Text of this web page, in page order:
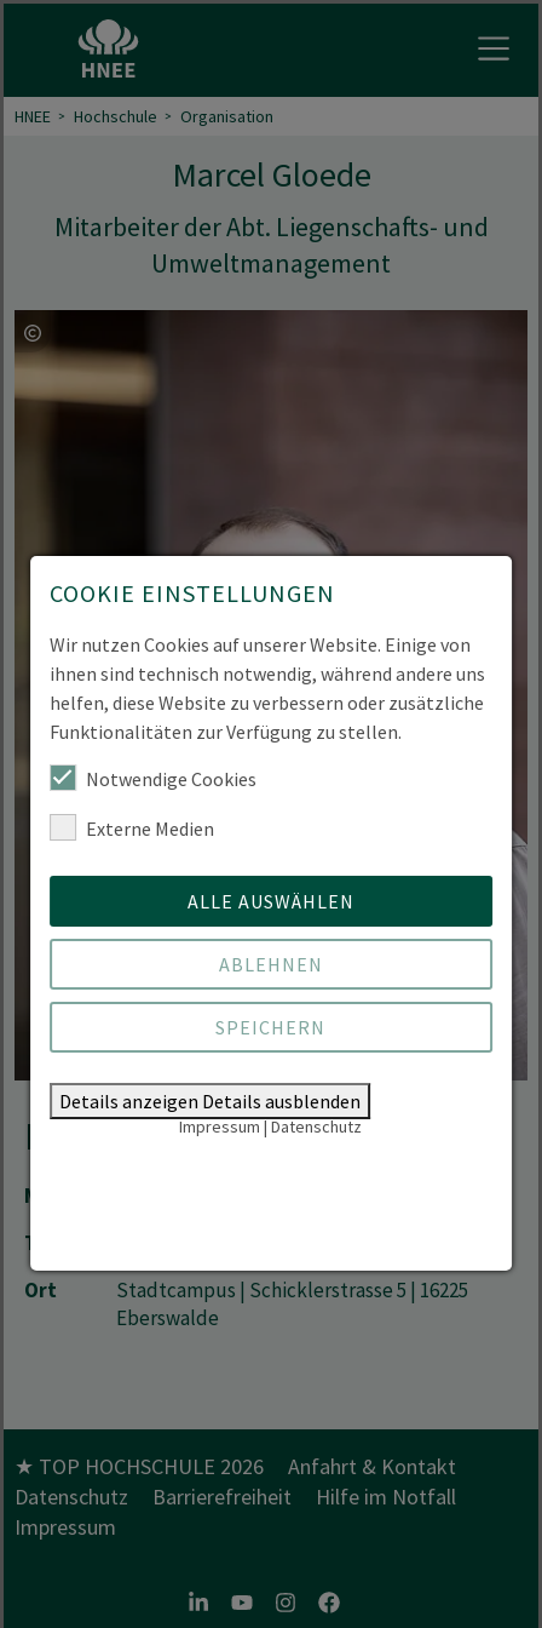
HNEE Hochschule Organisation
Marcel Gloede
Mitarbeiter der Abt. Liegenschafts- und
Umweltmanagement
Kontakt
Mail
Telefon
Ort
Stadtcampus | Schicklerstrasse 5 | 16225
Eberswalde
★ TOP HOCHSCHULE 2026
Anfahrt & Kontakt
Datenschutz
Barrierefreiheit
Hilfe im Notfall
Impressum
LinkedInYoutubeInstagramFacebook
COOKIE EINSTELLUNGEN
Wir nutzen Cookies auf unserer Website. Einige von
ihnen sind technisch notwendig, während andere uns
helfen, diese Website zu verbessern oder zusätzliche
Funktionalitäten zur Verfügung zu stellen.
Notwendige Cookies
Externe Medien
ALLE AUSWÄHLEN
ABLEHNEN
SPEICHERN
Details anzeigen Details ausblenden
Impressum|Datenschutz